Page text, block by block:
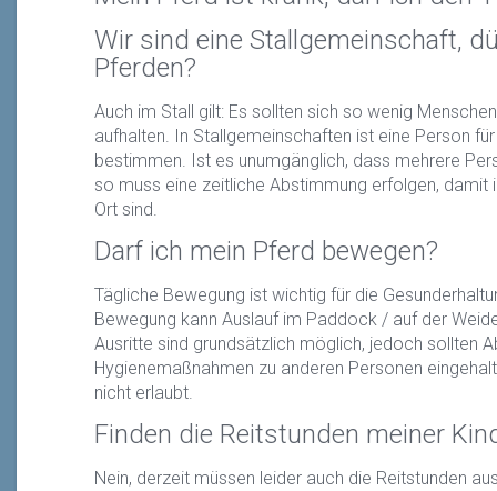
Wir sind eine Stallgemeinschaft,
Pferden?
Auch im Stall gilt: Es sollten sich so wenig
aufhalten. In Stallgemeinschaften ist eine Person
bestimmen. Ist es unumgänglich, dass mehrere
so muss eine zeitliche Abstimmung erfolgen, damit
Ort sind.
Darf ich mein Pferd bewegen?
Tägliche Bewegung ist wichtig für die
Bewegung kann Auslauf im Paddock / auf der
Ausritte sind grundsätzlich möglich, jedoch sollten
Hygienemaßnahmen zu anderen Personen
nicht erlaubt.
Finden die Reitstunden meiner
Nein, derzeit müssen leider auch die Reitstunden